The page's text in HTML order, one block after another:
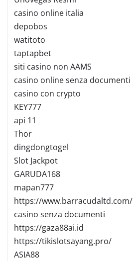
casino online italia
depobos
watitoto
taptapbet
siti casino non AAMS
casino online senza documenti
casino con crypto
KEY777
api 11
Thor
dingdongtogel
Slot Jackpot
GARUDA168
mapan777
https://www.barracudaltd.com/
casino senza documenti
https://gaza88ai.id
https://tikislotsayang.pro/
ASIA88